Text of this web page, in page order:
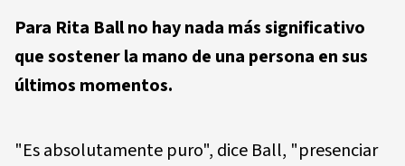
Para Rita Ball no hay nada más significativo
que sostener la mano de una persona en sus
últimos momentos.
"Es absolutamente puro", dice Ball, "presenciar